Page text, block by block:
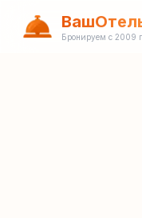
Бронируем с 2009